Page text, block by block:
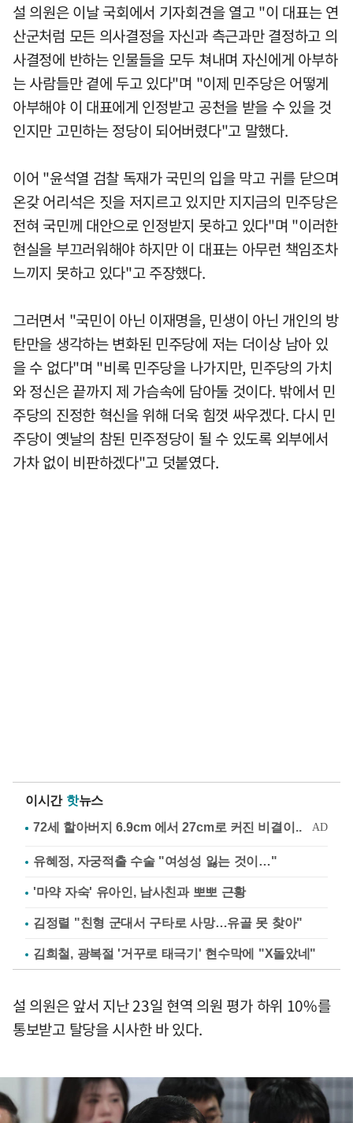
설 의원은 이날 국회에서 기자회견을 열고 "이 대표는 연
산군처럼 모든 의사결정을 자신과 측근과만 결정하고 의
사결정에 반하는 인물들을 모두 쳐내며 자신에게 아부하
는 사람들만 곁에 두고 있다"며 "이제 민주당은 어떻게
아부해야 이 대표에게 인정받고 공천을 받을 수 있을 것
인지만 고민하는 정당이 되어버렸다"고 말했다.
이어 "윤석열 검찰 독재가 국민의 입을 막고 귀를 닫으며
온갖 어리석은 짓을 저지르고 있지만 지지금의 민주당은
전혀 국민께 대안으로 인정받지 못하고 있다"며 "이러한
현실을 부끄러워해야 하지만 이 대표는 아무런 책임조차
느끼지 못하고 있다"고 주장했다.
그러면서 "국민이 아닌 이재명을, 민생이 아닌 개인의 방
탄만을 생각하는 변화된 민주당에 저는 더이상 남아 있
을 수 없다"며 "비록 민주당을 나가지만, 민주당의 가치
와 정신은 끝까지 제 가슴속에 담아둘 것이다. 밖에서 민
주당의 진정한 혁신을 위해 더욱 힘껏 싸우겠다. 다시 민
주당이 옛날의 참된 민주정당이 될 수 있도록 외부에서
가차 없이 비판하겠다"고 덧붙였다.
이시간 핫뉴스
유혜정, 자궁적출 수술 "여성성 잃는 것이…"
'마약 자숙' 유아인, 남사친과 뽀뽀 근황
김정렬 "친형 군대서 구타로 사망…유골 못 찾아"
김희철, 광복절 '거꾸로 태극기' 현수막에 "X돌았네"
설 의원은 앞서 지난 23일 현역 의원 평가 하위 10%를
통보받고 탈당을 시사한 바 있다.